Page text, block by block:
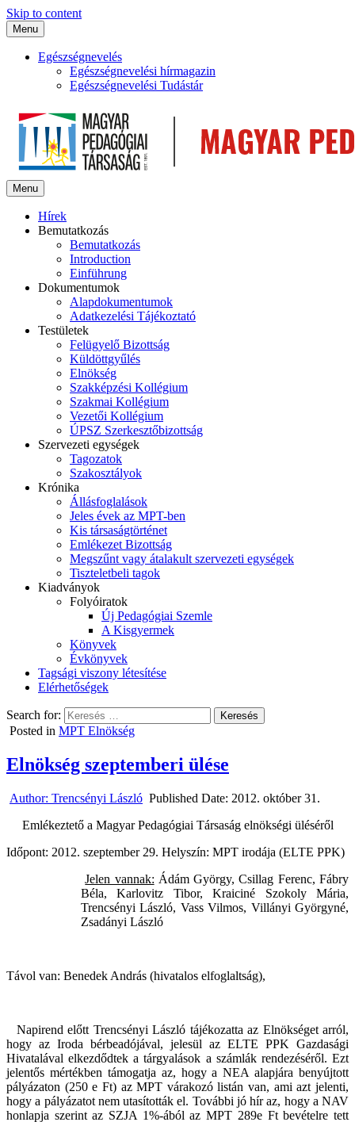
Skip to content
Menu
Egészségnevelés
Egészségnevelési hírmagazin
Egészségnevelési Tudástár
Menu
Hírek
Bemutatkozás
Bemutatkozás
Introduction
Einführung
Dokumentumok
Alapdokumentumok
Adatkezelési Tájékoztató
Testületek
Felügyelő Bizottság
Küldöttgyűlés
Elnökség
Szakképzési Kollégium
Szakmai Kollégium
Vezetői Kollégium
ÚPSZ Szerkesztőbizottság
Szervezeti egységek
Tagozatok
Szakosztályok
Krónika
Állásfoglalások
Jeles évek az MPT-ben
Kis társaságtörténet
Emlékezet Bizottság
Megszűnt vagy átalakult szervezeti egységek
Tiszteletbeli tagok
Kiadványok
Folyóiratok
Új Pedagógiai Szemle
A Kisgyermek
Könyvek
Évkönyvek
Tagsági viszony létesítése
Elérhetőségek
Search for:
Posted in MPT Elnökség
Elnökség szeptemberi ülése
Author: Trencsényi László Published Date: 2012. október 31.
Emlékeztető a Magyar Pedagógiai Társaság elnökségi üléséről
Időpont: 2012. szeptember 29. Helyszín: MPT irodája (ELTE PPK)
Jelen vannak: Ádám György, Csillag Ferenc, Fábry
Béla, Karlovitz Tibor, Kraiciné Szokoly Mária,
Trencsényi László, Vass Vilmos, Villányi Györgyné,
Zsadányi László
Távol van: Benedek András (hivatalos elfoglaltság),
Napirend előtt Trencsényi László tájékozatta az Elnökséget arról,
hogy az Iroda bérbeadójával, jelesül az ELTE PPK Gazdasági
Hivatalával elkezdődtek a tárgyalások a számlák rendezéséről. Ezt
jelentős mértékben támogatja az, hogy a NEA alapjára benyújtott
pályázaton (250 e Ft) az MPT várakozó listán van, ami azt jelenti,
hogy a pályázatot nem utasították el. További jó hír az, hogy a NAV
honlapja szerint az SZJA 1%-ából az MPT 289e Ft bevételre tett